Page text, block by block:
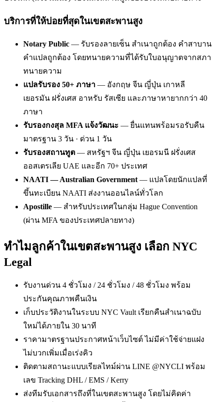
บริการที่ให้บ่อยที่สุดในเขตสะพานสูง
Notary Public — รับรองลายเซ็น สำเนาถูกต้อง คำสาบาน
คำแปลถูกต้อง โดยทนายความที่ได้รับใบอนุญาตจากสภา
ทนายความ
แปลรับรอง 50+ ภาษา — อังกฤษ จีน ญี่ปุ่น เกาหลี
เยอรมัน ฝรั่งเศส อาหรับ รัสเซีย และภาษาหายากกว่า 40
ภาษา
รับรองกงสุล MFA แจ้งวัฒนะ — ยื่นแทนพร้อมรอรับคืน
มาตรฐาน 3 วัน · ด่วน 1 วัน
รับรองสถานทูต — สหรัฐฯ จีน ญี่ปุ่น เยอรมนี ฝรั่งเศส
ออสเตรเลีย UAE และอีก 70+ ประเทศ
NAATI — Australian Government — แปลโดยนักแปลที่
ขึ้นทะเบียน NAATI ส่งงานออนไลน์ทั่วโลก
Apostille — สำหรับประเทศในกลุ่ม Hague Convention
(ผ่าน MFA ของประเทศปลายทาง)
ทำไมลูกค้าในเขตสะพานสูง เลือก NYC
Legal
รับงานด่วน 4 ชั่วโมง / 24 ชั่วโมง / 48 ชั่วโมง พร้อม
ประกันคุณภาพคืนเงิน
เก็บประวัติงานในระบบ NYC Vault เรียกคืนสำเนาฉบับ
ใหม่ได้ภายใน 30 นาที
ราคามาตรฐานประกาศหน้าเว็บไซต์ ไม่มีค่าใช้จ่ายแฝง
ไม่บวกเพิ่มเมื่อเร่งคิว
ติดตามสถานะแบบเรียลไทม์ผ่าน LINE @NYCLI พร้อม
เลข Tracking DHL / EMS / Kerry
ส่งทีมรับเอกสารถึงที่ในเขตสะพานสูง โดยไม่คิดค่า